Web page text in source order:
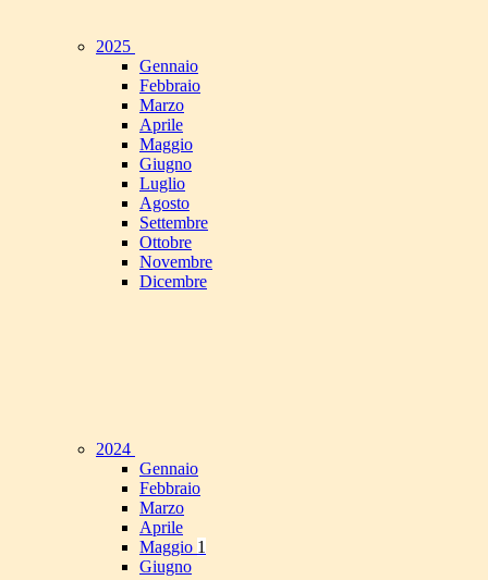
2025
Gennaio
Febbraio
Marzo
Aprile
Maggio
Giugno
Luglio
Agosto
Settembre
Ottobre
Novembre
Dicembre
2024
Gennaio
Febbraio
Marzo
Aprile
Maggio 1
Giugno